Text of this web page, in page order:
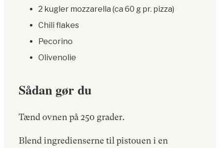
2 kugler mozzarella (ca 60 g pr. pizza)
Chili flakes
Pecorino
Olivenolie
Sådan gør du
Tænd ovnen på 250 grader.
Blend ingredienserne til pistouen i en